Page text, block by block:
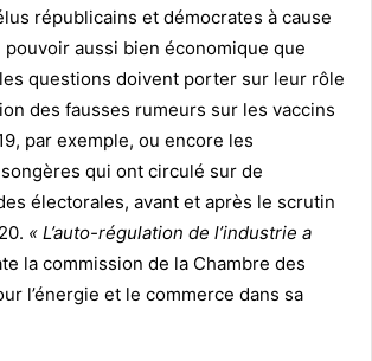
républicains et démocrates à cause
aussi bien économique que
questions doivent porter sur leur rôle
des fausses rumeurs sur les vaccins
par exemple, ou encore les
qui ont circulé sur de
électorales, avant et après le scrutin
« L’auto-régulation de l’industrie a
la commission de la Chambre des
l’énergie et le commerce dans sa